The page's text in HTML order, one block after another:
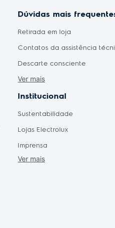
Dúvidas mais
Retirada em loja
Contatos da assistência
Descarte consciente
Meu produto não chegou?
Como fico sabendo que o
pagamento do meu pedido foi
aprovado?
Disponibilidade de produtos?
Agendamento de entrega?
Ver mais
Institucional
Sustentabilidade
Lojas Electrolux
Imprensa
Fornecedores
Ver mais